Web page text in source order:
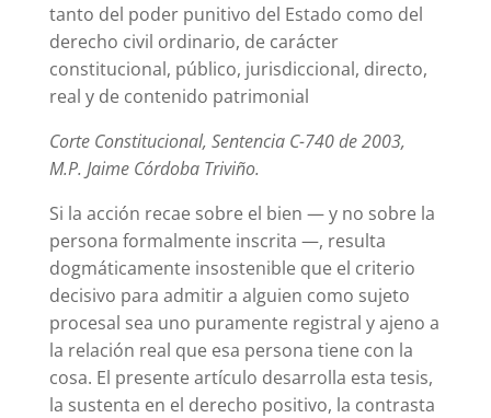
tanto del poder punitivo del Estado como del
derecho civil ordinario, de carácter
constitucional, público, jurisdiccional, directo,
real y de contenido patrimonial
Corte Constitucional, Sentencia C-740 de 2003,
M.P. Jaime Córdoba Triviño.
Si la acción recae sobre el bien — y no sobre la
persona formalmente inscrita —, resulta
dogmáticamente insostenible que el criterio
decisivo para admitir a alguien como sujeto
procesal sea uno puramente registral y ajeno a
la relación real que esa persona tiene con la
cosa. El presente artículo desarrolla esta tesis,
la sustenta en el derecho positivo, la contrasta